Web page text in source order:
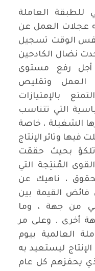
للطبقة العاملة
عجلات العمل عن
الوقت تسجيل
نضال الكادحين
أجل رفع مستوى
وتقليص
بالإمتيازات
التي تتناسب
الشغيلة ، خاصة
وتائر الإنتاج
بحيث حققت
المُنتِجة التي
، ناهيك عن
فائض القيمة بين
من جهة ، وما
أخرى . وعلى مر
العالمية بيوم
ليستعيد به
يحفزهم كل عام